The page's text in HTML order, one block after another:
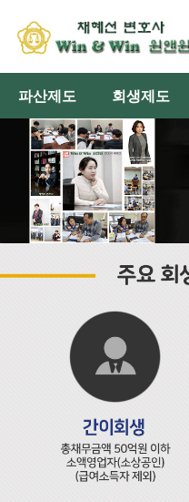
파산제도 회생제도